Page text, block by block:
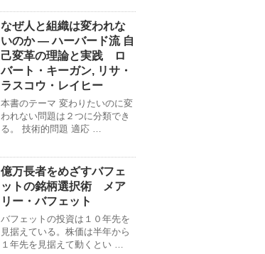
なぜ人と組織は変われな
いのか ― ハーバード流 自
己変革の理論と実践 ロ
バート・キーガン, リサ・
ラスコウ・レイヒー
本書のテーマ 変わりたいのに変
われない問題は２つに分類でき
る。 技術的問題 適応 …
億万長者をめざすバフェ
ットの銘柄選択術 メア
リー・バフェット
バフェットの投資は１０年先を
見据えている。株価は半年から
１年先を見据えて動くとい …